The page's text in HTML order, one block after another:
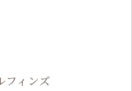
ィンズ